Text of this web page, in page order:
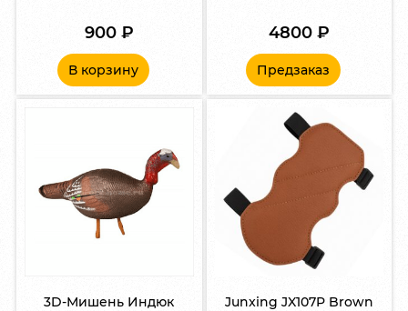
900 ₽
В корзину
4800 ₽
Предзаказ
3D-Мишень Индюк Junxing JX107P Brown